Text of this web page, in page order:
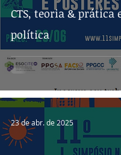
CTS, teoria & prática
política
23 de abr. de 2025